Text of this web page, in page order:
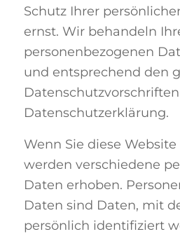
Schutz Ihrer
ernst. Wir behandeln
personenbezogenen
und entsprechend den
Datenschutzerklärung.
Wenn Sie diese
werden verschiedene
Daten erhoben.
Daten sind Daten, mit
persönlich identifiziert